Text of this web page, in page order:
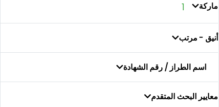
1
مرتب
الطراز / رقم الشهادة
البحث المتقدم